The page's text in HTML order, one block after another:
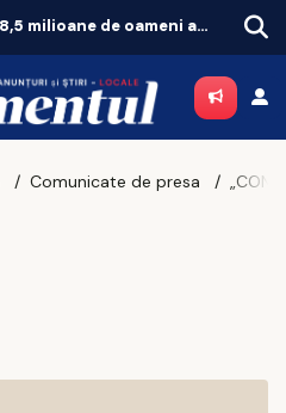
Pilonul II explodează: peste 8,5 milioane de oameni au bani puși deoparte
Comunicate de presa